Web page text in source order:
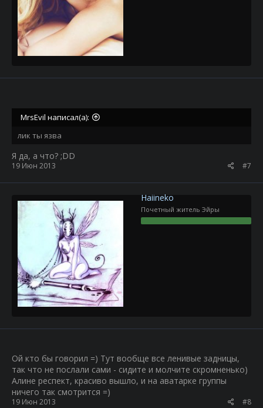
MrsEvil написал(а):
лик ты язва
Я да, а что? ;DD
19 Июн 2013 #7
Haiineko
Почетный житель Эйры
Ой кто бы говорил =) Тут вообще все ленивые задницы,
так что не послали сами - сидите и молчите скромненько)
Алине респект, красиво вышло, и на аватарке группы
ничего так смотрится =)
19 Июн 2013 #8